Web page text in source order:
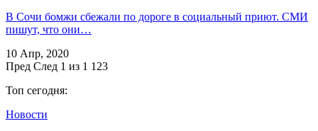
В Сочи бомжи сбежали по дороге в социальный приют. СМИ
пишут, что они…
10 Апр, 2020
Пред След 1 из 1 123
Топ сегодня:
Новости